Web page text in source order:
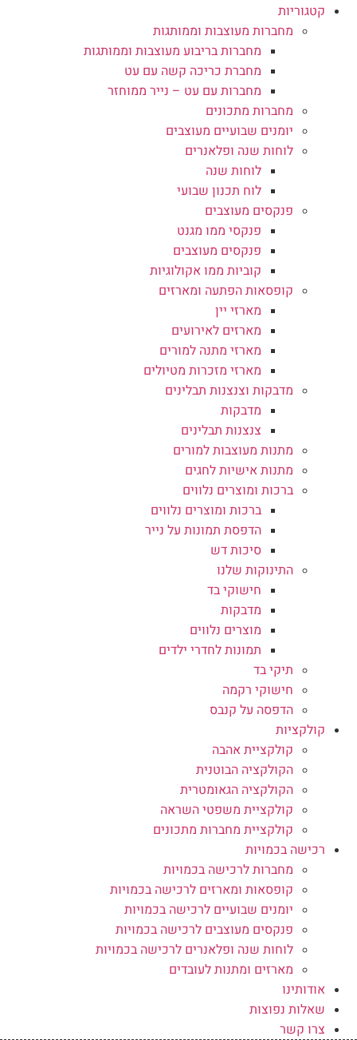
קטגוריות
מחברות מעוצבות וממותגות
מחברות בריבוע מעוצבות וממותגות
מחברת כריכה קשה עם עט
מחברות עם עט – נייר ממוחזר
מחברות מתכונים
יומנים שבועיים מעוצבים
לוחות שנה ופלאנרים
לוחות שנה
לוח תכנון שבועי
פנקסים מעוצבים
פנקסי ממו מגנט
פנקסים מעוצבים
קוביות ממו אקולוגיות
קופסאות הפתעה ומארזים
מארזי יין
מארזים לאירועים
מארזי מתנה למורים
מארזי מזכרות מטיולים
מדבקות וצנצנות תבלינים
מדבקות
צנצנות תבלינים
מתנות מעוצבות למורים
מתנות אישיות לחגים
ברכות ומוצרים נלווים
ברכות ומוצרים נלווים
הדפסת תמונות על נייר
סיכות דש
התינוקות שלנו
חישוקי בד
מדבקות
מוצרים נלווים
תמונות לחדרי ילדים
תיקי בד
חישוקי רקמה
הדפסה על קנבס
קולקציות
קולקציית אהבה
הקולקציה הבוטנית
הקולקציה הגאומטרית
קולקציית משפטי השראה
קולקציית מחברות מתכונים
רכישה בכמויות
מחברות לרכישה בכמויות
קופסאות ומארזים לרכישה בכמויות
יומנים שבועיים לרכישה בכמויות
פנקסים מעוצבים לרכישה בכמויות
לוחות שנה ופלאנרים לרכישה בכמויות
מארזים ומתנות לעובדים
אודותינו
שאלות נפוצות
צרו קשר